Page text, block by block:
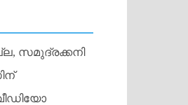
സമുദ്രക്കനി